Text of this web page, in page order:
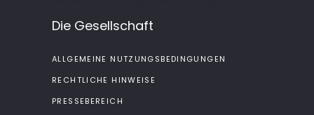
Die Gesellschaft
ALLGEMEINE NUTZUNGSBEDINGUNGEN
RECHTLICHE HINWEISE
PRESSEBEREICH